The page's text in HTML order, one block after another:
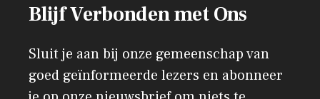
Blijf Verbonden met Ons
Sluit je aan bij onze gemeenschap van
goed geïnformeerde lezers en abonneer